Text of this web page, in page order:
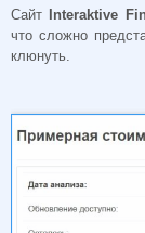
Сайт Interaktive
что сложно
клюнуть.